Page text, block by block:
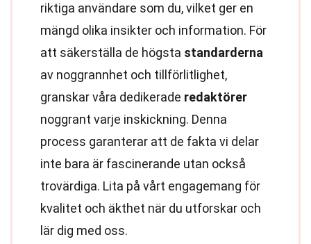
riktiga användare som du, vilket ger en
mängd olika insikter och information. För
att säkerställa de högsta standarderna
av noggrannhet och tillförlitlighet,
granskar våra dedikerade redaktörer
noggrant varje inskickning. Denna
process garanterar att de fakta vi delar
inte bara är fascinerande utan också
trovärdiga. Lita på vårt engagemang för
kvalitet och äkthet när du utforskar och
lär dig med oss.